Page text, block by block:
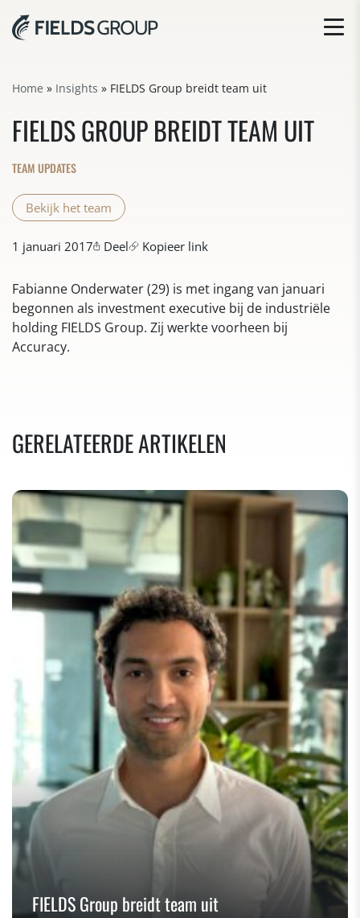
Home » Insights » FIELDS Group breidt team uit
FIELDS GROUP BREIDT TEAM UIT
TEAM UPDATES
Bekijk het team
1 januari 2017 Deel Kopieer link
Fabianne Onderwater (29) is met ingang van januari
begonnen als investment executive bij de industriële
holding FIELDS Group. Zij werkte voorheen bij
Accuracy.
GERELATEERDE ARTIKELEN
FIELDS Group breidt team uit